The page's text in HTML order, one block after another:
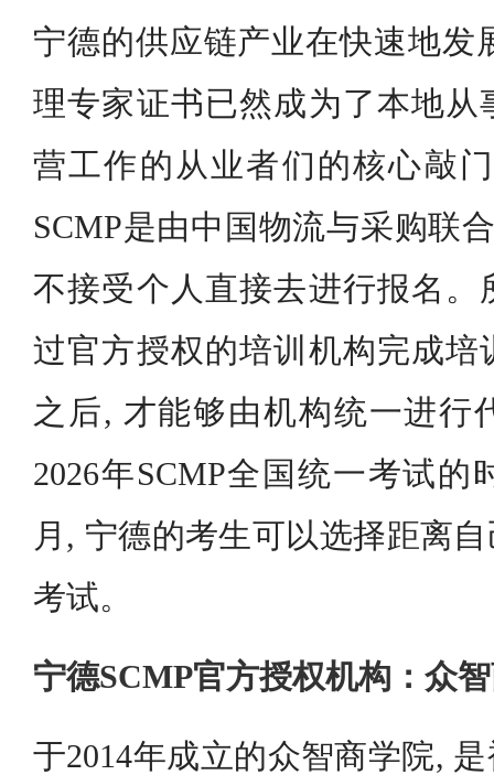
宁德的供应链产业在快速地发
理专家证书已然成为了本地从
营工作的从业者们的核心敲
SCMP是由中国物流与采购联
不接受个人直接去进行报名。
过官方授权的培训机构完成培
之后, 才能够由机构统一进行
2026年SCMP全国统一考试的
月, 宁德的考生可以选择距离
考试。
宁德SCMP官方授权机构：众
于2014年成立的众智商学院,